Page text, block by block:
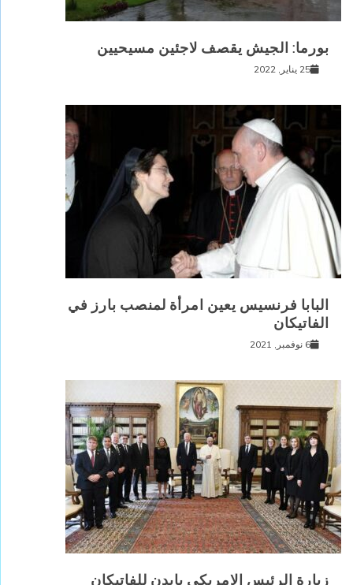
بورما: الجيش يقصف لاجئين مسيحيين
25 يناير, 2022
البابا فرنسيس يعين امرأة لمنصب بارز في
الفاتيكان
6 نوفمبر, 2021
زيارة الرئيس الامريكى بايدن للفاتيكان